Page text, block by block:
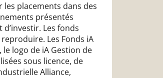
placements dans des
présentés
Les fonds
Les Fonds iA
logo de iA Gestion de
sous licence, de
Alliance,